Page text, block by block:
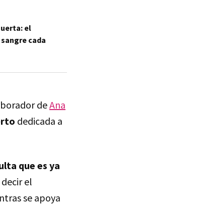
el
cada
deAna
dedicada a
que es ya
el
se apoya